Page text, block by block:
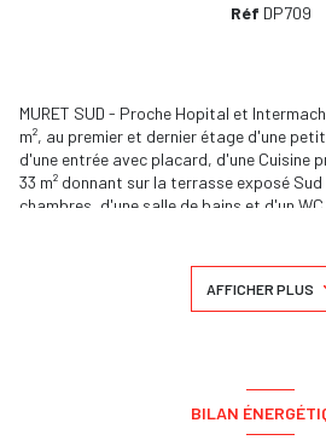
Réf DP709
MURET SUD - Proche Hopital et
m², au premier et dernier étage d'une
d'une entrée avec placard, d'une Cuisine
33 m² donnant sur la terrasse exposé Sud
chambres, d'une salle de bains et d'un
Contactez dès à présent l'agence
06.70.00.68.60 si ce bien vous intéresse.
Géorisques
AFFICHER PLUS
BILAN